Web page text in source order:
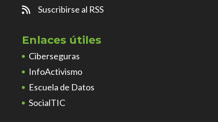
Suscribirse al RSS
Enlaces útiles
Ciberseguras
InfoActivismo
Escuela de Datos
SocialTIC